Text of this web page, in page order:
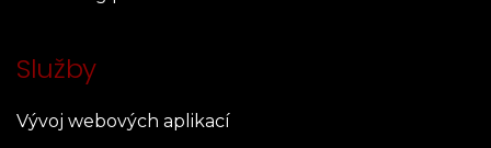
Služby
Vývoj webových aplikací